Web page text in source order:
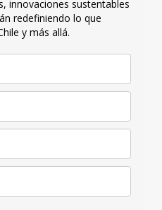
innovaciones sustentables
redefiniendo lo que
y más allá.